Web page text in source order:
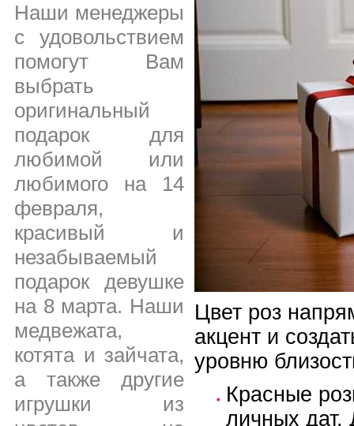
Наши менеджеры
с удовольствием
помогут Вам
выбрать
оригинальный
подарок для
любимой или
любимого на 14
февраля,
красивый и
незабываемый
подарок девушке
на 8 марта. Наши
медвежата,
котята и зайчата,
а также другие
игрушки из
Цвет роз
акцент и
уровню
Красные
личных дат.